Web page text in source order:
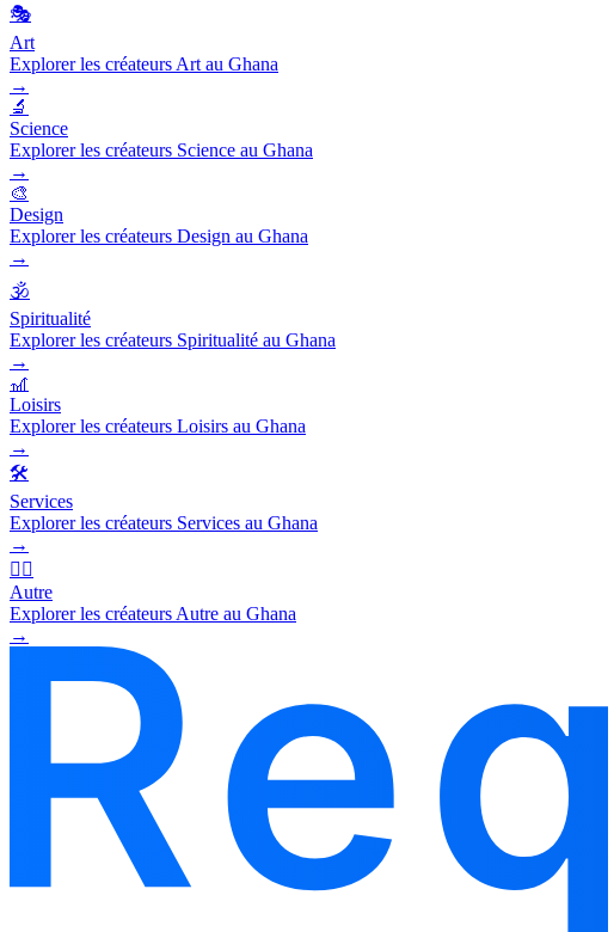
🎭
Art
Explorer les créateurs Art au Ghana
→
🔬
Science
Explorer les créateurs Science au Ghana
→
🎨
Design
Explorer les créateurs Design au Ghana
→
🕉️
Spiritualité
Explorer les créateurs Spiritualité au Ghana
→
🎢
Loisirs
Explorer les créateurs Loisirs au Ghana
→
🛠️
Services
Explorer les créateurs Services au Ghana
→
🧜‍♂️
Autre
Explorer les créateurs Autre au Ghana
→